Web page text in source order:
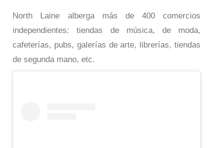
North Laine alberga más de 400 comercios
independientes: tiendas de música, de moda,
cafeterías, pubs, galerías de arte, librerías, tiendas
de segunda mano, etc.